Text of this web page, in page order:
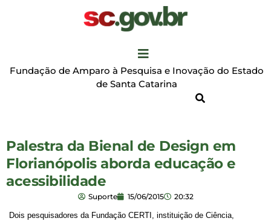
Fundação de Amparo à Pesquisa e Inovação do Estado
de Santa Catarina
Palestra da Bienal de Design em
Florianópolis aborda educação e
acessibilidade
Suporte 15/06/2015 20:32
Dois pesquisadores da Fundação CERTI, instituição de Ciência,